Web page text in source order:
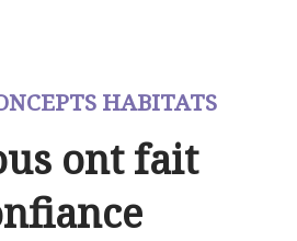
HABITATS
ont fait